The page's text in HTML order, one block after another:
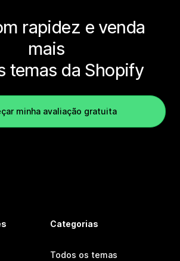
rapidez e venda
mais
temas da Shopify
minha avaliação gratuita
Categorias
Todos os temas